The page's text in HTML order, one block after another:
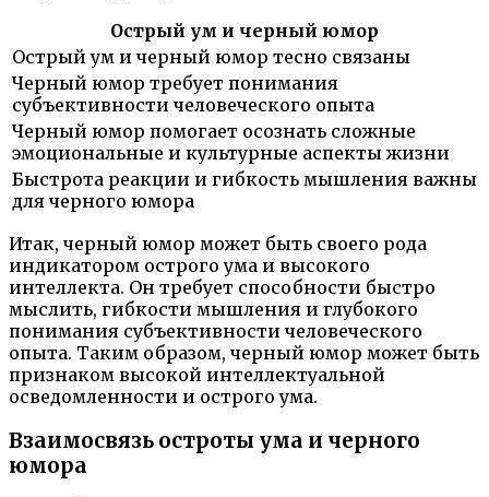
Острый ум и черный юмор
Острый ум и черный юмор тесно связаны
Черный юмор требует понимания
субъективности человеческого опыта
Черный юмор помогает осознать сложные
эмоциональные и культурные аспекты жизни
Быстрота реакции и гибкость мышления важны
для черного юмора
Итак, черный юмор может быть своего рода
индикатором острого ума и высокого
интеллекта. Он требует способности быстро
мыслить, гибкости мышления и глубокого
понимания субъективности человеческого
опыта. Таким образом, черный юмор может быть
признаком высокой интеллектуальной
осведомленности и острого ума.
Взаимосвязь остроты ума и черного
юмора